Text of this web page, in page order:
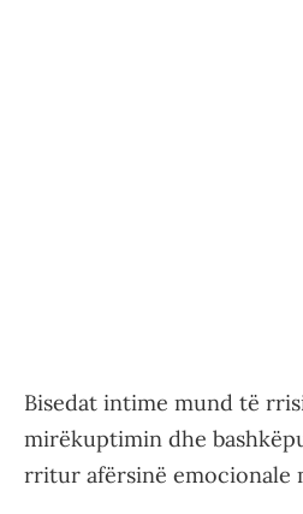
Bisedat intime mund të
mirëkuptimin dhe
rritur afërsinë emocionale